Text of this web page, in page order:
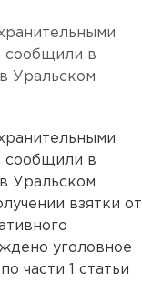
сообщили в
Уральском
сообщили в
Уральском
взятки от
уголовное
части 1 статьи